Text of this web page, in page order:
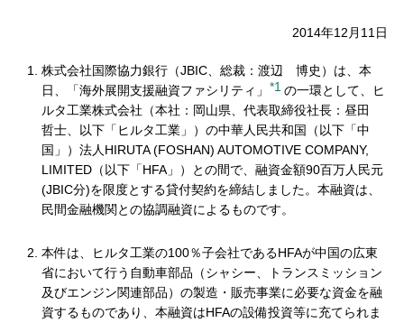
2014年12月11日
株式会社国際協力銀行（JBIC、総裁：渡辺 博史）は、本
日、「海外展開支援融資ファシリティ」 *1 の一環として、ヒ
ルタ工業株式会社（本社：岡山県、代表取締役社長：昼田
哲士、以下「ヒルタ工業」）の中華人民共和国（以下「中
国」）法人HIRUTA (FOSHAN) AUTOMOTIVE COMPANY,
LIMITED（以下「HFA」）との間で、融資金額90百万人民元
(JBIC分)を限度とする貸付契約を締結しました。本融資は、
民間金融機関との協調融資によるものです。
本件は、ヒルタ工業の100％子会社であるHFAが中国の広東
省において行う自動車部品（シャシー、トランスミッション
及びエンジン関連部品）の製造・販売事業に必要な資金を融
資するものであり、本融資はHFAの設備投資等に充てられま